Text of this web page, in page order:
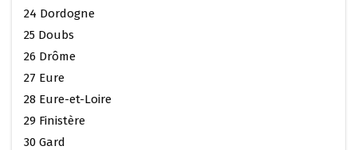
24 Dordogne
25 Doubs
26 Drôme
27 Eure
28 Eure-et-Loire
29 Finistère
30 Gard